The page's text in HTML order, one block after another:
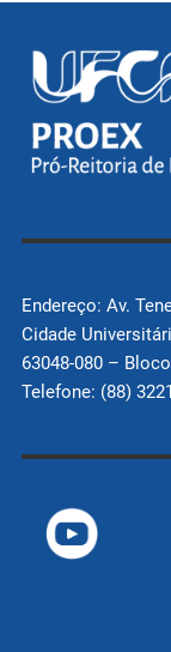
Endereço: Av.
Cidade
63048-080 –
Telefone: (88)